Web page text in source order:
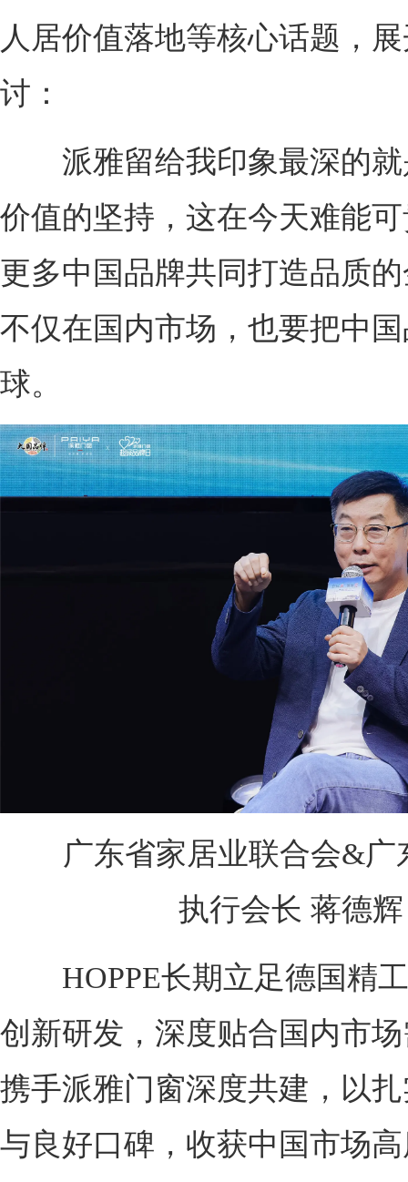
人居价值落地等核心话题，
讨：
派雅留给我印象最深的就
价值的坚持，这在今天难能
更多中国品牌共同打造品质
不仅在国内市场，也要把中
球。
广东省家居业联合会&广
执行会长 蒋德辉
HOPPE长期立足德国精工
创新研发，深度贴合国内市
携手派雅门窗深度共建，以
与良好口碑，收获中国市场